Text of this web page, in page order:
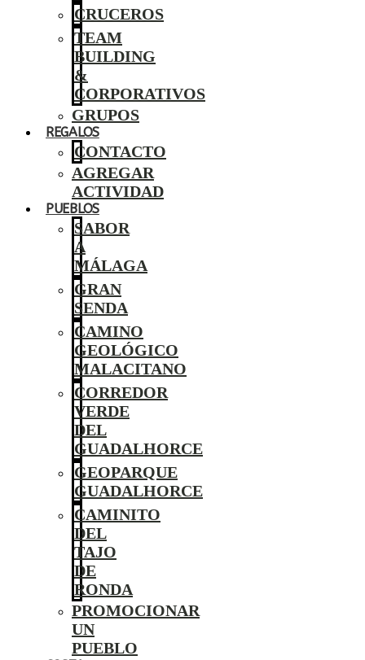
CRUCEROS
TEAM
BUILDING
&
CORPORATIVOS
GRUPOS
REGALOS
CONTACTO
AGREGAR
ACTIVIDAD
PUEBLOS
SABOR
A
MÁLAGA
GRAN
SENDA
CAMINO
GEOLÓGICO
MALACITANO
CORREDOR
VERDE
DEL
GUADALHORCE
GEOPARQUE
GUADALHORCE
CAMINITO
DEL
TAJO
DE
RONDA
PROMOCIONAR
UN
PUEBLO